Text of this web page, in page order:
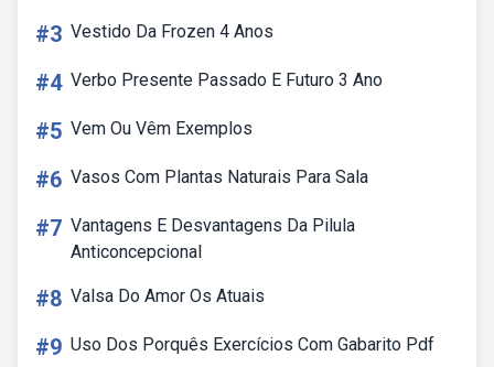
#3 Vestido Da Frozen 4 Anos
#4 Verbo Presente Passado E Futuro 3 Ano
#5 Vem Ou Vêm Exemplos
#6 Vasos Com Plantas Naturais Para Sala
#7 Vantagens E Desvantagens Da Pilula
Anticoncepcional
#8 Valsa Do Amor Os Atuais
#9 Uso Dos Porquês Exercícios Com Gabarito Pdf